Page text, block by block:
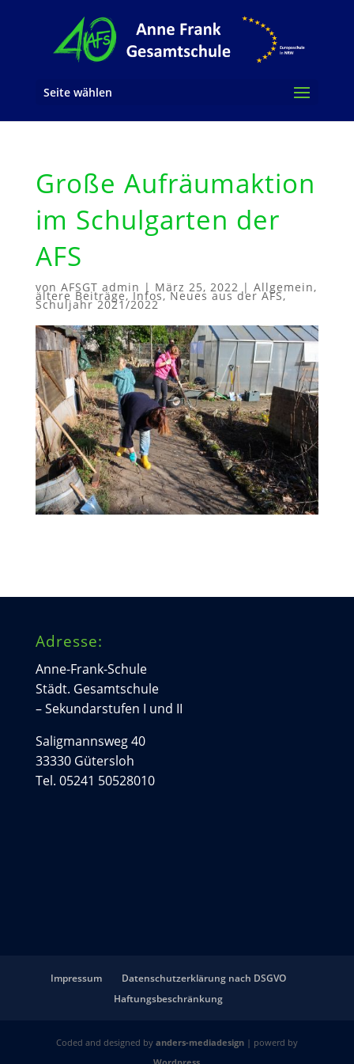
Seite wählen
Große Aufräumaktion
im Schulgarten der
AFS
von AFSGT admin | März 25, 2022 | Allgemein,
ältere Beiträge,Infos,Neues aus der AFS,
Schuljahr 2021/2022
Adresse:
Anne-Frank-Schule
Städt. Gesamtschule
– Sekundarstufen I und II
Saligmannsweg 40
33330 Gütersloh
Tel. 05241 50528010
Impressum
Datenschutzerklärung nach DSGVO
Haftungsbeschränkung
Coded and designed by anders-mediadesign| powerd by